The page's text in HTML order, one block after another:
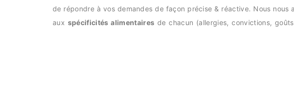
de répondre à vos demandes de façon précise & réactive. Nous nous
aux spécificités alimentaires de chacun (allergies, convictions,